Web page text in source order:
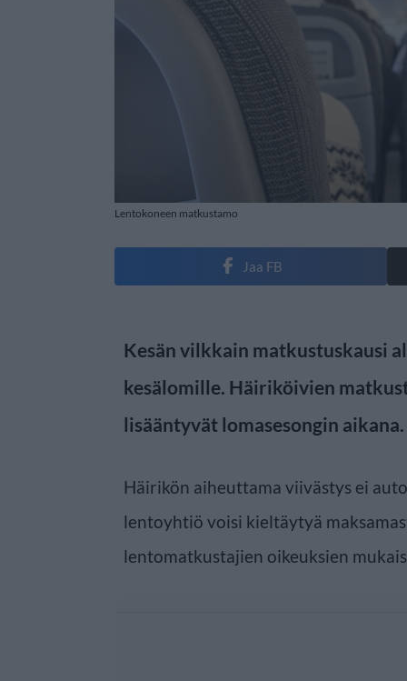
Lentokoneen matkustamo
Jaa FB
Kesän vilkkain matkustuskausi
kesälomille. Häiriköivien
lisääntyvät lomasesongin aikana.
Häirikön aiheuttama viivästys ei
lentoyhtiö voisi kieltäytyä
lentomatkustajien oikeuksien